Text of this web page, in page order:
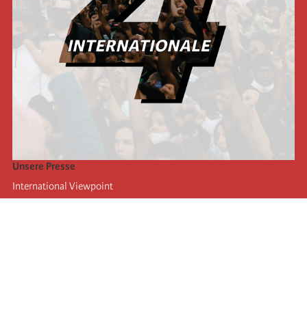
Unsere Presse
International Viewpoint